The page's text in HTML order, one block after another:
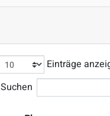
Einträge
Suchen